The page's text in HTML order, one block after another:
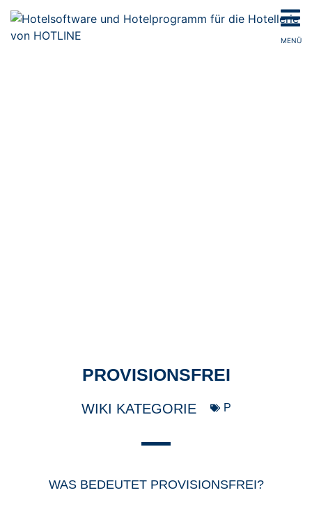
MENÜ
PROVISIONSFREI
WIKI KATEGORIE P
WAS BEDEUTET PROVISIONSFREI?